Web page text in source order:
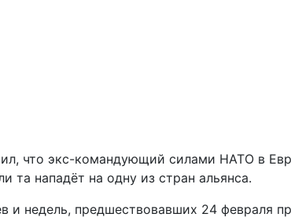
что экс-командующий силами НАТО в
та нападёт на одну из стран альянса.
и недель, предшествовавших 24 февраля